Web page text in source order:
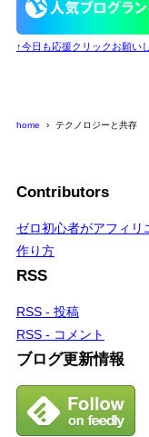
ー
↑今日も応援クリックお願い
home テクノロジーと共存
Contributors
ゼロ初心者がアフィ
作り方
RSS
RSS - 投稿
RSS - コメント
ブログ更新情報